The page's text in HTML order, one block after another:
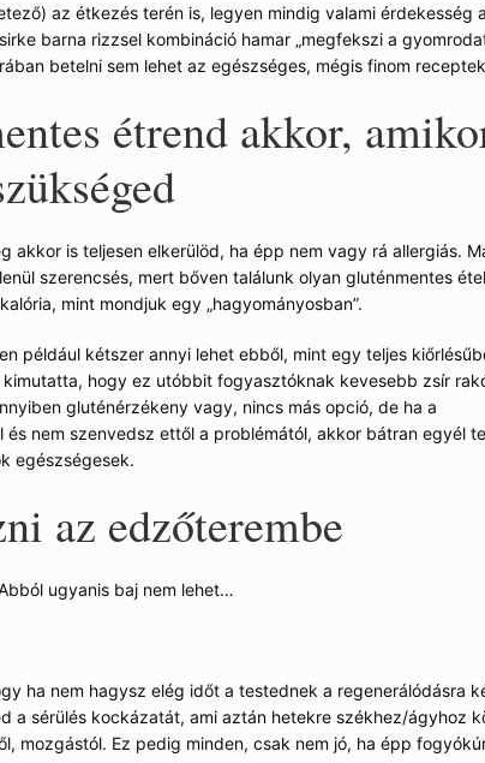
az étkezés terén is, legyen mindig valami érdekesség a
barna rizzsel kombináció hamar „megfekszi a
betelni sem lehet az egészséges, mégis finom
étrend akkor,
akkor is teljesen elkerülöd, ha épp nem vagy rá allergiás.
szerencsés, mert bőven találunk olyan gluténmentes
mint mondjuk egy „hagyományosban”.
például kétszer annyi lehet ebből, mint egy teljes
hogy ez utóbbit fogyasztóknak kevesebb zsír
gluténérzékeny vagy, nincs más opció, de ha a
és nem szenvedsz ettől a problémától, akkor bátran egyél
egészségesek.
az edzőterembe
ugyanis baj nem lehet…
ha nem hagysz elég időt a testednek a regenerálódásra
a sérülés kockázatát, ami aztán hetekre székhez/ágyhoz
mozgástól. Ez pedig minden, csak nem jó, ha épp